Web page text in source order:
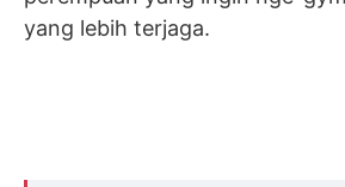
yang lebih terjaga.